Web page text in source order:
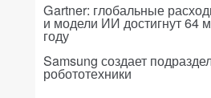
Gartner: глобальные
и модели ИИ достигнут 64
году
Samsung создает
робототехники